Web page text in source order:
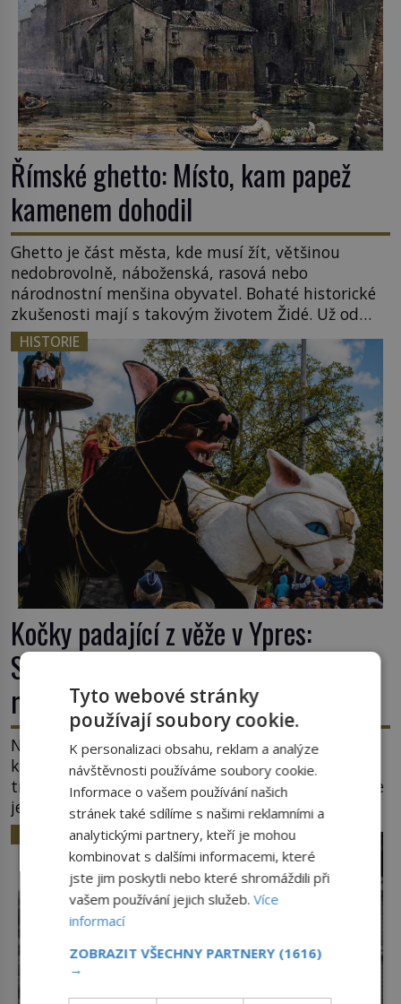
Římské ghetto: Místo, kam papež
kamenem dohodil
Ghetto je část města, kde musí žít, většinou
nedobrovolně, náboženská, rasová nebo
národnostní menšina obyvatel. Bohaté historické
zkušenosti mají s takovým životem Židé. Už od
středověku jsou totiž v každou chvíli nuceni v
nějakém žít. Mezi ty nejslavnější patří i římské
ghetto založené v roce 1555. Pokud jde o vztah
k Židům, nemá se Řím čím chlubit. […]
HISTORIE
Kočky padající z věže v Ypres:
Středověký zvyk, který dodnes budí
rozpaky
Na hlavním náměstí belgického města Ypres se
každé tři roky shromáždí tisíce lidí. Z věže slavné
tržnice létají do davu kočky, diváci jásají a snaží se
je chytit. Naštěstí už nejde o živá zvířata, ale
jenom o plyšové suvenýry. Kdysi to ale bylo jinak.
Tato veselá podívaná připomíná jeden z
nejpodivnějších a zároveň nejkrutějších zvyků […]
HISTORIE
Tyto webové stránky
používají soubory cookie.
K personalizaci obsahu, reklam a analýze
návštěvnosti používáme soubory cookie.
Informace o vašem používání našich
stránek také sdílíme s našimi reklamními a
analytickými partnery, kteří je mohou
kombinovat s dalšími informacemi, které
jste jim poskytli nebo které shromáždili při
vašem používání jejich služeb.Více
informací
ZOBRAZIT VŠECHNY PARTNERY (1616)
→